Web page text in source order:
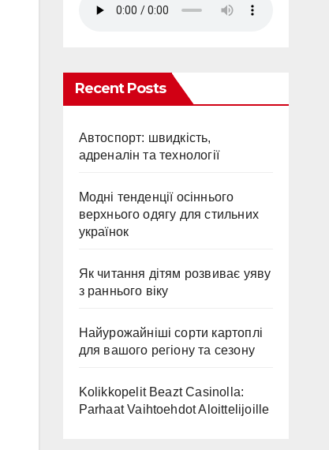
Recent Posts
Автоспорт: швидкість,
адреналін та технології
Модні тенденції осіннього
верхнього одягу для стильних
українок
Як читання дітям розвиває уяву
з раннього віку
Найурожайніші сорти картоплі
для вашого регіону та сезону
Kolikkopelit Beazt Casinolla:
Parhaat Vaihtoehdot Aloittelijoille